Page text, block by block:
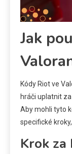
Jak
Kódy Riot ve
hráči uplatnit
Aby mohli tyto
specifické
Krok